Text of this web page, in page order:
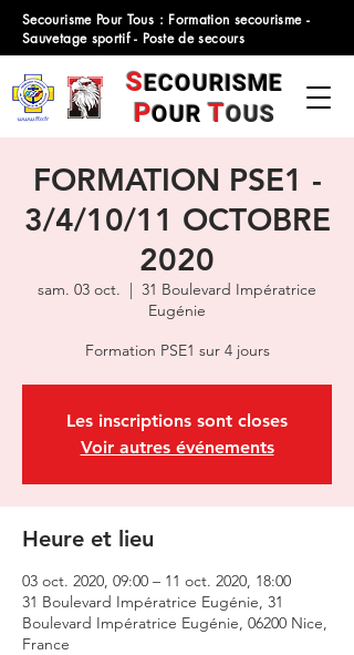
Secourisme Pour Tous : Formation secourisme -
Sauvetage sportif - Poste de secours
SECOURISME
POUR TOUS
FORMATION PSE1 -
3/4/10/11 OCTOBRE
2020
sam. 03 oct.
  |
31 Boulevard Impératrice
Eugénie
Formation PSE1 sur 4 jours
Les inscriptions sont closes
Voir autres événements
Heure et lieu
03 oct. 2020, 09:00 – 11 oct. 2020, 18:00
31 Boulevard Impératrice Eugénie, 31
Boulevard Impératrice Eugénie, 06200 Nice,
France